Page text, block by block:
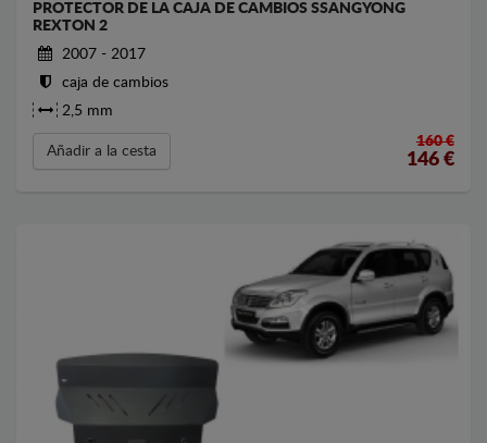
PROTECTOR DE LA CAJA DE CAMBIOS SSANGYONG
REXTON 2
2007 - 2017
caja de cambios
2,5 mm
Añadir a la cesta
160 €
146 €